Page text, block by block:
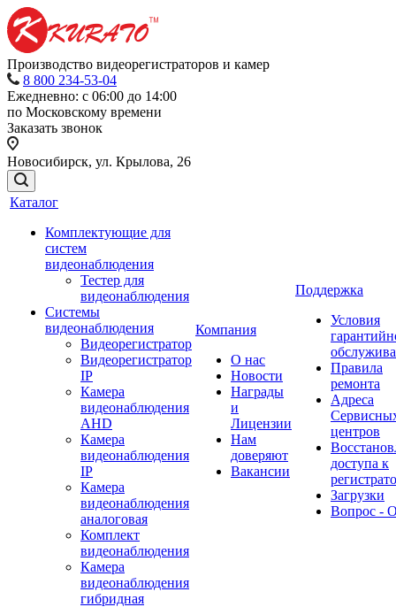
Производство видеорегистраторов и камер
8 800 234-53-04
Ежедневно: с 06:00 до 14:00
по Московскому времени
Заказать звонок
Новосибирск, ул. Крылова, 26
Каталог
Комплектующие для
систем
видеонаблюдения
Тестер для
видеонаблюдения
Системы
видеонаблюдения
Видеорегистратор
Видеорегистратор
IP
Камера
видеонаблюдения
AHD
Камера
видеонаблюдения
IP
Камера
видеонаблюдения
аналоговая
Комплект
видеонаблюдения
Камера
видеонаблюдения
гибридная
Компания
О нас
Новости
Награды
и
Лицензии
Нам
доверяют
Вакансии
Поддержка
Условия
Правила
ремонта
Адреса
центров
доступа к
Загрузки
Вопрос -